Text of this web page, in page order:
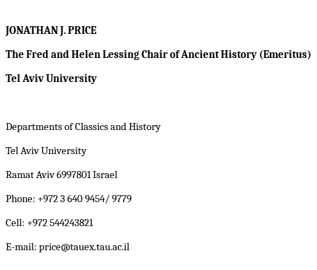
JONATHAN J. PRICE
The Fred and Helen Lessing Chair of Ancient History (Emeritus)
Tel Aviv University
Departments of Classics and History
Tel Aviv University
Ramat Aviv 6997801 Israel
Phone: +972 3 640 9454/ 9779
Cell: +972 544243821
E-mail: price@tauex.tau.ac.il